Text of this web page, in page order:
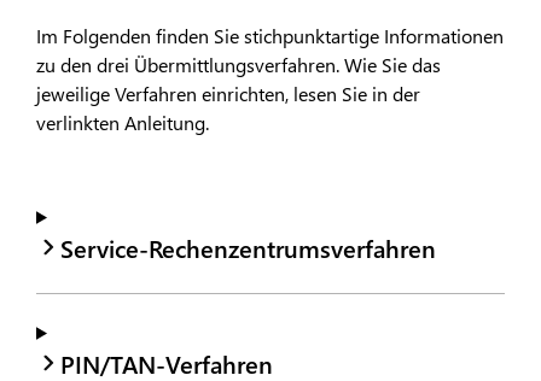
Im Folgenden finden Sie stichpunktartige Informationen
zu den drei Übermittlungsverfahren. Wie Sie das
jeweilige Verfahren einrichten, lesen Sie in der
verlinkten Anleitung.
Service-Rechenzentrumsverfahren
PIN/TAN-Verfahren